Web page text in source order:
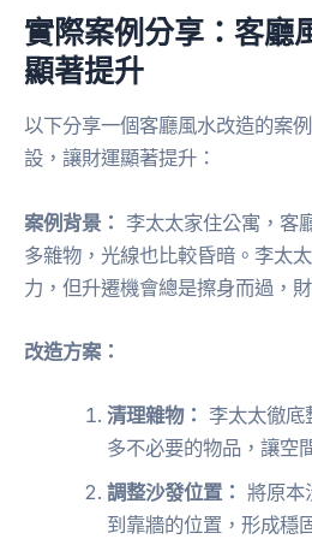
實際案例分享：客廳
顯著提升
以下分享一個客廳風水改造的案
設，讓財運顯著提升：
案例背景： 李太太家住公寓，客
多雜物，光線也比較昏暗。李太
力，但升遷機會總是擦身而過，
改造方案：
清理雜物： 李太太徹底
多不必要的物品，讓空
調整沙發位置： 將原本
到靠牆的位置，形成穩